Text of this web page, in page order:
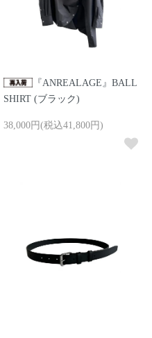
『ANREALAGE』BALL
SHIRT (ブラック)
38,000円(税込41,800円)